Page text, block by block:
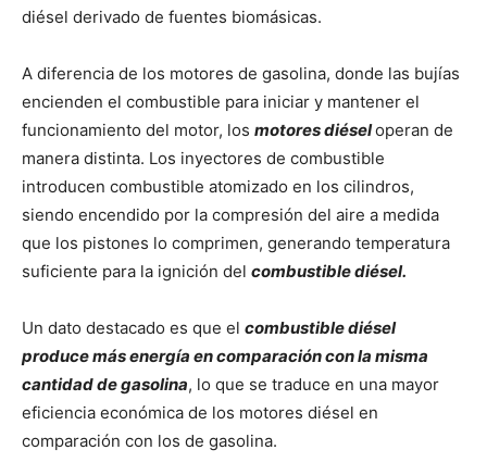
diésel derivado de fuentes biomásicas.
A diferencia de los motores de gasolina, donde las bujías
encienden el combustible para iniciar y mantener el
funcionamiento del motor, los motores diéseloperan de
manera distinta. Los inyectores de combustible
introducen combustible atomizado en los cilindros,
siendo encendido por la compresión del aire a medida
que los pistones lo comprimen, generando temperatura
suficiente para la ignición del combustible diésel.
Un dato destacado es que el combustible diésel
produce más energía en comparación con la misma
cantidad de gasolina, lo que se traduce en una mayor
eficiencia económica de los motores diésel en
comparación con los de gasolina.